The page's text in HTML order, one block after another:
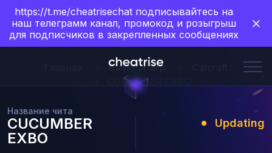
https://t.me/cheatrisechat подписывайтесь на
наш телеграмм канал, промокод и розыгрыш
для подписчиков в закрепленных сообщениях
Каталог игр
CUCUMBER EXBO
Название чита
CUCUMBER
EXBO
Updating